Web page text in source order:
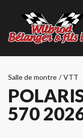
Salle de montre / VTT
570